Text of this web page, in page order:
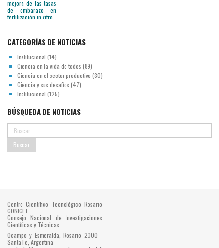
CATEGORÍAS DE NOTICIAS
Institucional (14)
Ciencia en la vida de todos (89)
Ciencia en el sector productivo (30)
Ciencia y sus desafíos (47)
Institucional (125)
BÚSQUEDA DE NOTICIAS
Centro Científico Tecnológico Rosario
CONICET
Consejo Nacional de Investigaciones
Científicas y Técnicas
Ocampo y Esmeralda, Rosario 2000 -
Santa Fe, Argentina